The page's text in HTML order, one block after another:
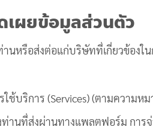
เผยข้อมูลส่วนตัว
านหรือส่งต่อแก่บริษัทที่เกี่ยวข้อง
ช้บริการ (Services) (ตามความ
ท่านที่ส่งผ่านทางแพลตฟอร์ม กา